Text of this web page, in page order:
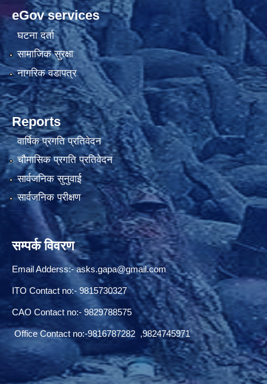
eGov services
घटना दर्ता
सामाजिक सुरक्षा
नागरिक वडापत्र
Reports
वार्षिक प्रगति प्रतिवेदन
चौमासिक प्रगति प्रतिवेदन
सार्वजनिक सुनुवाई
सार्वजनिक परीक्षण
सम्पर्क विवरण
Email Adderss:-asks.gapa@gmail.com
ITO Contact no:- 9815730327
CAO Contact no:- 9829788575
Office Contact no:-9816787282 ,9824745971